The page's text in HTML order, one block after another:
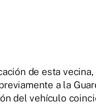
de esta vecina,
a la
del vehículo